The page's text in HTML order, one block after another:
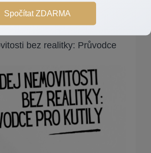
bez realitky: Průvodce
Spočítat ZDARMA